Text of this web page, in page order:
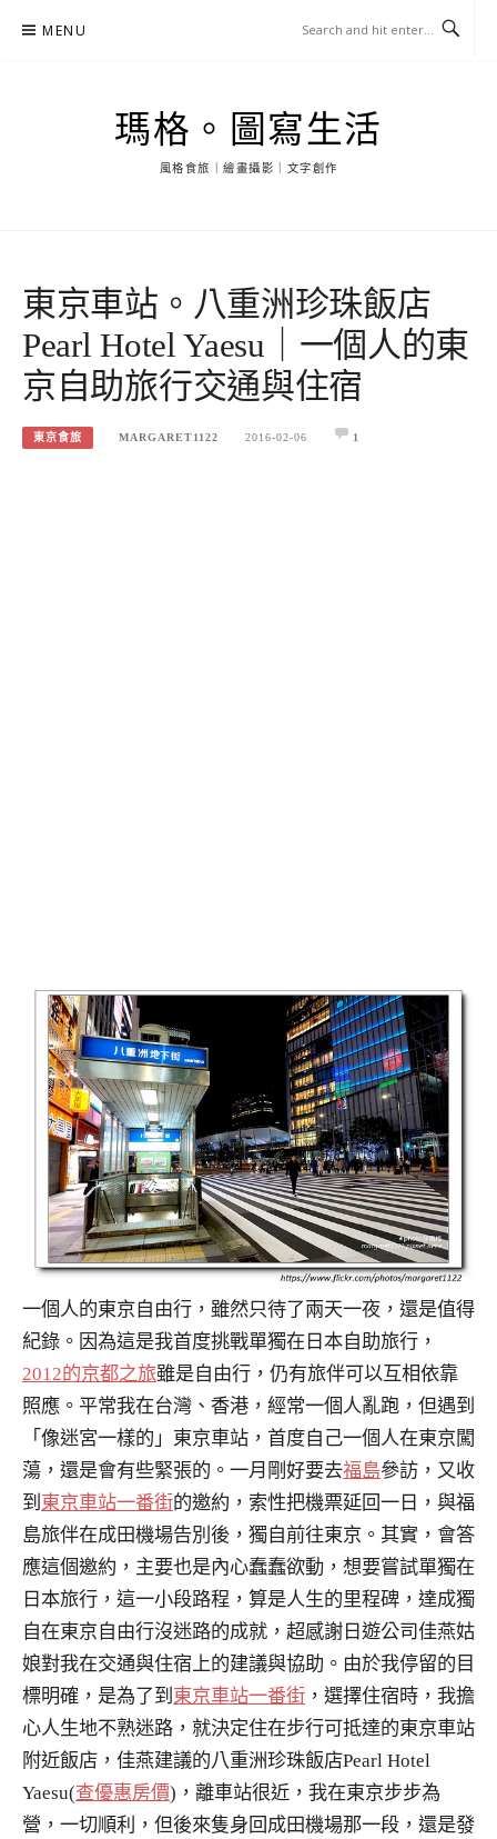
MENU
瑪格。圖寫生活
風格食旅｜繪畫攝影｜文字創作
東京車站。八重洲珍珠飯店
Pearl Hotel Yaesu｜一個人的東
京自助旅行交通與住宿
東京食旅 MARGARET1122 2016-02-06 1
一個人的東京自由行，雖然只待了兩天一夜，還是值得
紀錄。因為這是我首度挑戰單獨在日本自助旅行，
2012的京都之旅雖是自由行，仍有旅伴可以互相依靠
照應。平常我在台灣、香港，經常一個人亂跑，但遇到
「像迷宮一樣的」東京車站，首度自己一個人在東京闖
蕩，還是會有些緊張的。一月剛好要去福島參訪，又收
到 東京車站一番街的邀約，索性把機票延回一日，與福
島旅伴在成田機場告別後，獨自前往東京。其實，會答
應這個邀約，主要也是內心蠢蠢欲動，想要嘗試單獨在
日本旅行，這一小段路程，算是人生的里程碑，達成獨
自在東京自由行沒迷路的成就，超感謝日遊公司佳燕姑
娘對我在交通與住宿上的建議與協助。由於我停留的目
標明確，是為了到 東京車站一番街 ，選擇住宿時，我擔
心人生地不熟迷路，就決定住在步行可抵達的東京車站
附近飯店，佳燕建議的八重洲珍珠飯店Pearl Hotel
Yaesu(查優惠房價)，離車站很近，我在東京步步為
營，一切順利，但後來隻身回成田機場那一段，還是發